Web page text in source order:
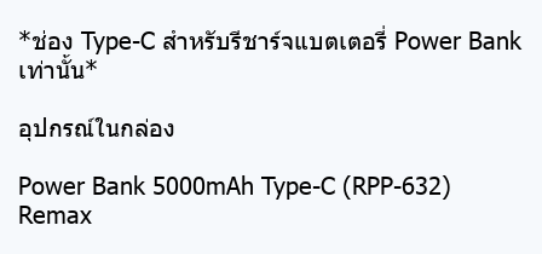
*ช่อง Type-C สำหรับรีชาร์จแบตเตอรี่ Power Bank
เท่านั้น*
อุปกรณ์ในกล่อง
Power Bank 5000mAh Type-C (RPP-632)
Remax